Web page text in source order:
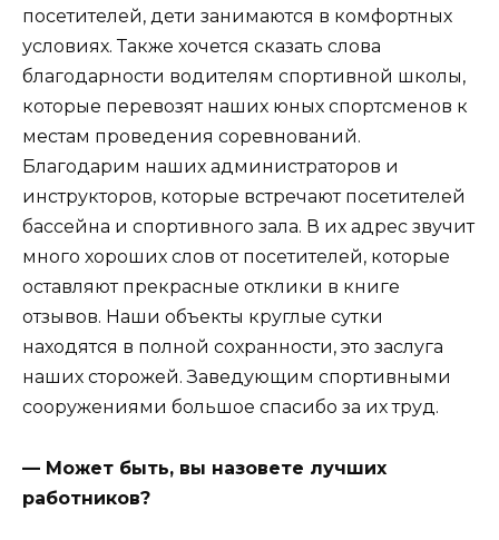
посетителей, дети занимаются в комфортных
условиях. Также хочется сказать слова
благодарности водителям спортивной школы,
которые перевозят наших юных спортсменов к
местам проведения соревнований.
Благодарим наших администраторов и
инструкторов, которые встречают посетителей
бассейна и спортивного зала. В их адрес звучит
много хороших слов от посетителей, которые
оставляют прекрасные отклики в книге
отзывов. Наши объекты круглые сутки
находятся в полной сохранности, это заслуга
наших сторожей. Заведующим спортивными
сооружениями большое спасибо за их труд.
— Может быть, вы назовете лучших
работников?